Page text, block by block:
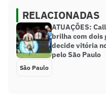
RELACIONADAS
ATUAÇÕES:
brilha com dois
decide vitória
pelo São Paulo
São Paulo